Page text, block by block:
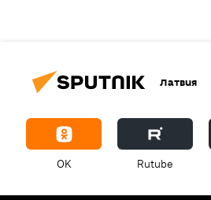
Латвия
OK Rutube